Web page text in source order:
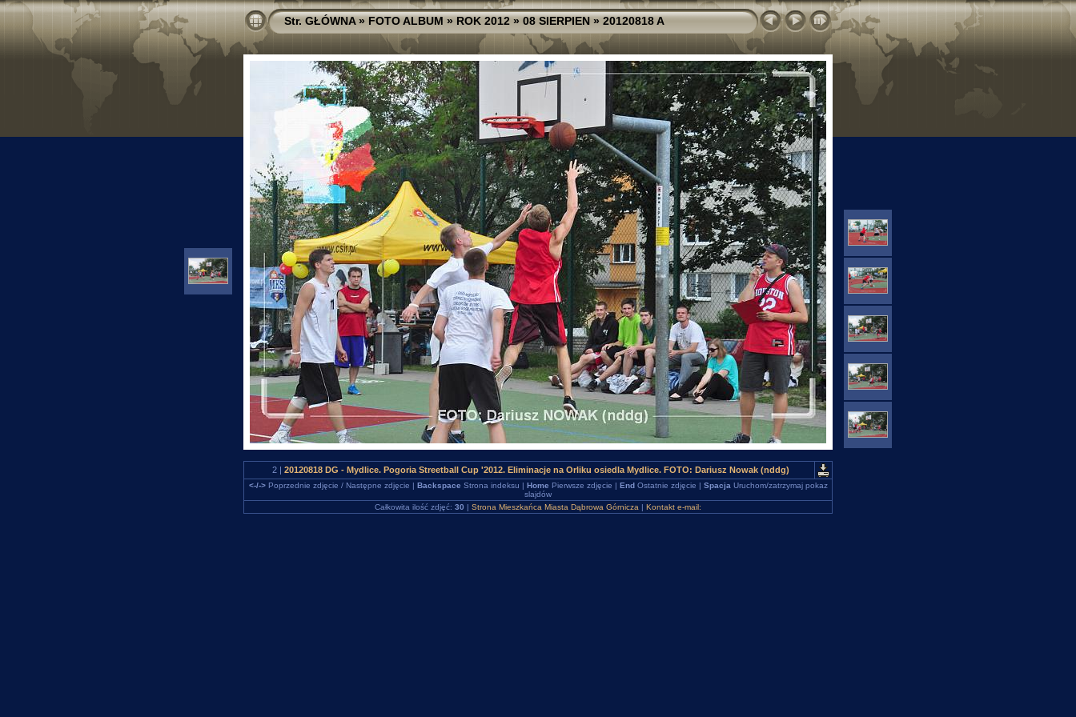
Str. GŁÓWNA»FOTO ALBUM»ROK 2012»08 SIERPIEN»20120818 A
2 | 20120818 DG - Mydlice. Pogoria Streetball Cup '2012. Eliminacje na Orliku osiedla Mydlice. FOTO: Dariusz Nowak (nddg)
<-/->Poprzednie zdjęcie / Następne zdjęcie | Backspace Strona indeksu | Home Pierwsze zdjęcie | EndOstatnie zdjęcie | Spacja Uruchom/zatrzymaj pokaz
slajdów
Całkowita ilość zdjęć: 30 | Strona Mieszkańca Miasta Dąbrowa Górnicza | Kontakt e-mail: